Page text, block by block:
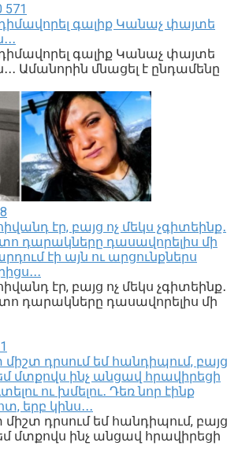
571
գալիք Կանաչ փայտե
գալիք Կանաչ փայտե
Ամանորին մնացել է ընդամենը
էր, բայց ոչ մեկս չգիտեինք․
դարակները դասավորելիս մի
էի այն ու արցունքներս
էր, բայց ոչ մեկս չգիտեինք․
դարակները դասավորելիս մի
դրսում եմ հանդիպում, բայց
մտքովս ինչ անցավ հրավիրեցի
ու խմելու․ Դեռ նոր էինք
երբ կինս․․․
դրսում եմ հանդիպում, բայց
մտքովս ինչ անցավ հրավիրեցի